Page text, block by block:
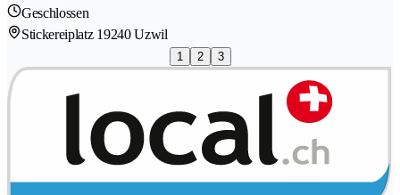
Geschlossen
Stickereiplatz 19240 Uzwil
1 2 3